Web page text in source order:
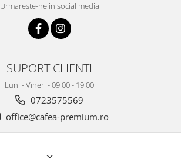
Urmareste-ne in social media
SUPORT CLIENTI
Luni - Vineri - 09:00 - 19:00
0723575569
office@cafea-premium.ro